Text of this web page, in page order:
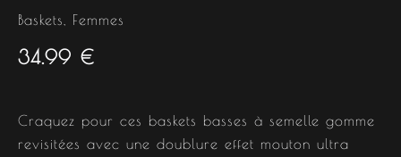
Baskets Femmes
34.99 €
Craquez pour ces baskets basses à semelle gomme
revisitées avec une doublure effet mouton ultra